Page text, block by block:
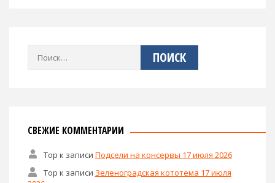
Найти:
СВЕЖИЕ КОММЕНТАРИИ
Тор к записи Подсели на консервы 17 июля 2026
Тор к записи Зеленоградская кототема 17 июля